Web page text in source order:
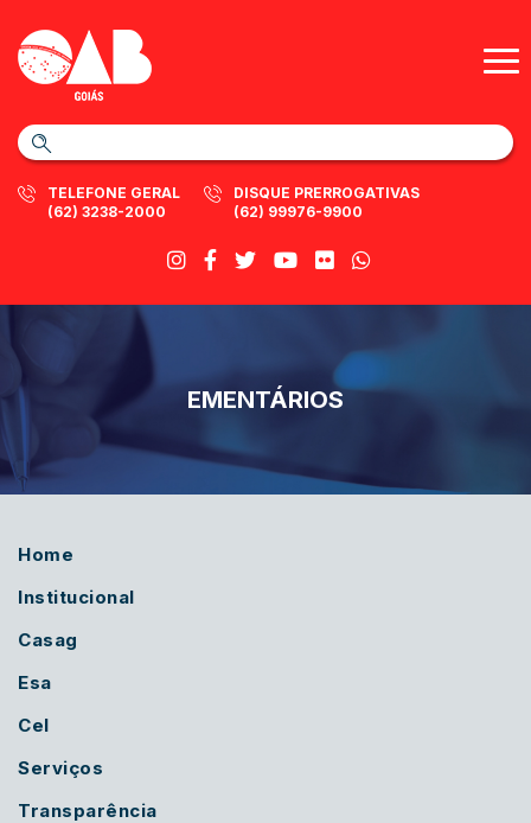
TELEFONE GERAL
(62) 3238-2000
DISQUE PRERROGATIVAS
(62) 99976-9900
EMENTÁRIOS
Home
Institucional
Casag
Esa
Cel
Serviços
Transparência